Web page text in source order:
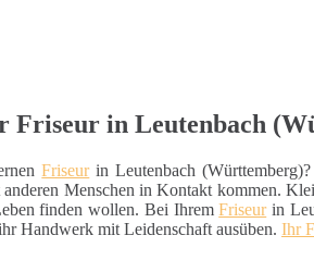
Friseur in Leutenbach
Friseurin Leutenbach
Menschen in Kontakt kommen.
finden wollen. Bei IhremFriseurin
Handwerk mit Leidenschaft ausüben. Ihr